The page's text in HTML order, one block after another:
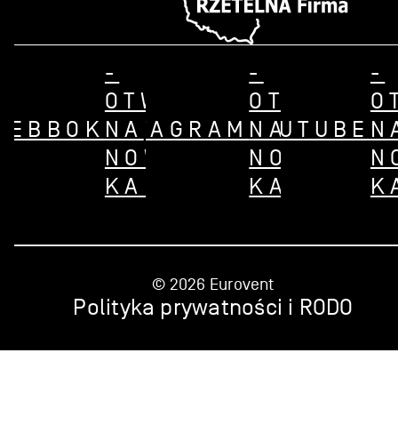
-
OTWÓRZ
NA
NOWEJ
KARCIE
INSTAGRAM
-
OTWÓRZ
NA
NOWEJ
KARCIE
YOUTUBE
-
© 2026 Eurovent
Polityka prywatności i RODO